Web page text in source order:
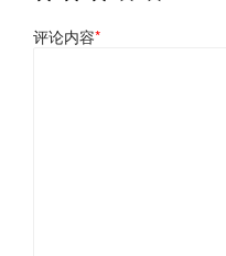
评论内容*